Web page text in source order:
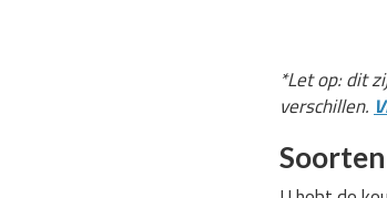
*Let op: dit
verschillen.